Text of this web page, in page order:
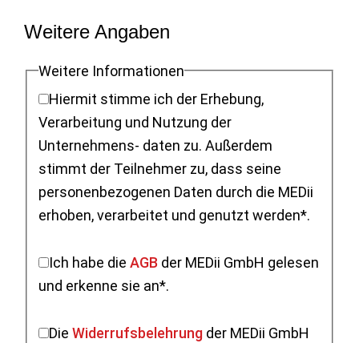
Weitere Angaben
Weitere Informationen
Hiermit stimme ich der Erhebung,
Verarbeitung und Nutzung der
Unternehmens- daten zu. Außerdem
stimmt der Teilnehmer zu, dass seine
personenbezogenen Daten durch die MEDii
erhoben, verarbeitet und genutzt werden*.
Ich habe die AGB der MEDii GmbH gelesen
und erkenne sie an*.
Die Widerrufsbelehrungder MEDii GmbH